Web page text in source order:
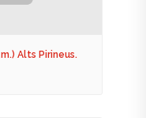
Alts Pirineus.